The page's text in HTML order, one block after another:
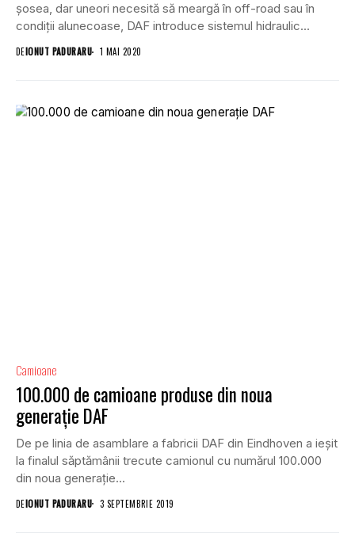
șosea, dar uneori necesită să meargă în off-road sau în
condiții alunecoase, DAF introduce sistemul hidraulic...
DEIONUT PADURARU 1 MAI 2020
Camioane
100.000 de camioane produse din noua
generație DAF
De pe linia de asamblare a fabricii DAF din Eindhoven a ieșit
la finalul săptămânii trecute camionul cu numărul 100.000
din noua generație...
DEIONUT PADURARU 3 SEPTEMBRIE 2019